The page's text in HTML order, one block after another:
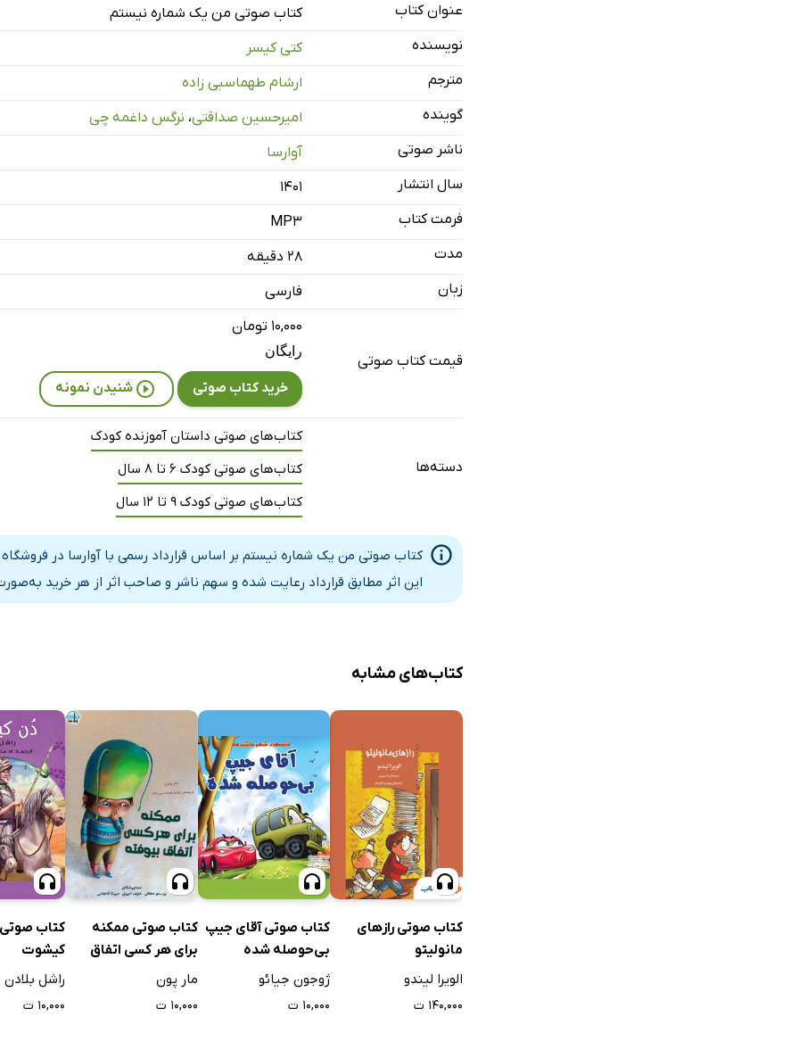
من یک شماره نیستم
عنوان کتاب
کتاب صوتی من یک شماره نیستم
نویسنده
کتی کیسر
مترجم
ارشام طهماسبی زاده
گوینده
امیرحسین صداقتی، نرگس داغمه چی
ناشر صوتی
آوارسا
سال انتشار
۱۴۰۱
فرمت کتاب
MP3
مدت
۲۸ دقیقه
زبان
فارسی
قیمت کتاب صوتی
۱۰,۰۰۰ تومان
رایگان
خرید کتاب صوتی شنیدن نمونه
دسته‌ها
کتاب‌های صوتی داستان آموزنده کودک
کتاب‌های صوتی کودک 6 تا 8 سال
کتاب‌های صوتی کودک 9 تا 12 سال
کتاب صوتی من یک شماره نیستم بر اساس قرارداد رسمی با آوارسا در
این اثر مطابق قرارداد رعایت شده و سهم ناشر و صاحب اثر از هر خرید
کتاب‌های مشابه
کتاب صوتی رازهای
مانولیتو
الویرا لیندو
۱۴۰,۰۰۰ ت
کتاب صوتی آقای جیپ
بی‌حوصله شده
ژوجون جیائو
۱۰,۰۰۰ ت
کتاب صوتی ممکنه
برای هر کسی اتفاق
بیفته
مار پون
۱۰,۰۰۰ ت
کتاب
کیشوت
راشل بلادن
۱۰,۰۰۰ ت